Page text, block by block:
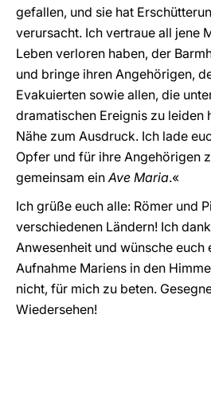
gefallen, und sie hat
verursacht. Ich vertraue all jene
Leben verloren haben, der
und bringe ihren Angehörigen,
Evakuierten sowie allen, die
dramatischen Ereignis zu leiden
Nähe zum Ausdruck. Ich lade
Opfer und für ihre Angehörigen
gemeinsam einAve Maria.«
Ich grüße euch alle: Römer und
verschiedenen Ländern! Ich
Anwesenheit und wünsche euch
Aufnahme Mariens in den
nicht, für mich zu beten.
Wiedersehen!